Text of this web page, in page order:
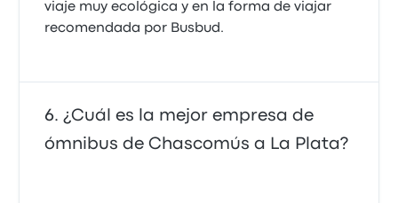
viaje muy ecológica y en la forma de viajar
recomendada por Busbud.
¿Cuál es la mejor empresa de
ómnibus de Chascomús a La Plata?